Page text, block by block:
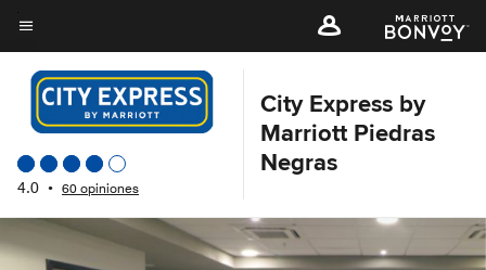
Skip
to
main
content
Texto del menú
4.0 • 60 opiniones
City Express by
Marriott Piedras
Negras